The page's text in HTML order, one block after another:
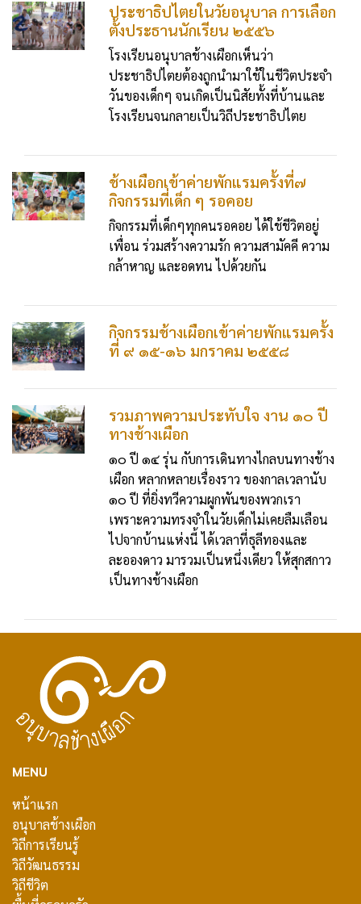
ประชาธิปไตยในวัยอนุบาล การเลือก
ตั้งประธานนักเรียน ๒๕๕๖
โรงเรียนอนุบาลช้างเผือกเห็นว่า
ประชาธิปไตยต้องถูกนำมาใช้ในชีวิตประจำ
วันของเด็กๆ จนเกิดเป็นนิสัยทั้งที่บ้านและ
โรงเรียนจนกลายเป็นวิถีประชาธิปไตย
ช้างเผือกเข้าค่ายพักแรมครั้งที่๗
กิจกรรมที่เด็ก ๆ รอคอย
กิจกรรมที่เด็กๆทุกคนรอคอย ได้ใช้ชีวิตอยู่
เพื่อน ร่วมสร้างความรัก ความสามัคคี ความ
กล้าหาญ และอดทน ไปด้วยกัน
กิจกรรมช้างเผือกเข้าค่ายพักแรมครั้ง
ที่ ๙ ๑๕-๑๖ มกราคม ๒๕๕๘
รวมภาพความประทับใจ งาน ๑๐ ปี
ทางช้างเผือก
๑๐ ปี ๑๔ รุ่น กับการเดินทางไกลบนทางช้าง
เผือก หลากหลายเรื่องราว ของกาลเวลานับ
๑๐ ปี ที่ยิ่งทวีความผูกพันของพวกเรา
เพราะความทรงจำในวัยเด็กไม่เคยลืมเลือน
ไปจากบ้านแห่งนี้ ได้เวลาที่ธุลีทองและ
ละอองดาว มารวมเป็นหนึ่งเดียว ให้สุกสกาว
เป็นทางช้างเผือก
MENU
หน้าแรก
อนุบาลช้างเผือก
วิถีการเรียนรู้
วิถีวัฒนธรรม
วิถีชีวิต